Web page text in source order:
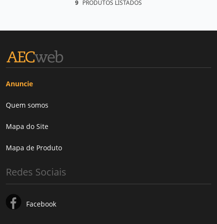
9 PRODUTOS LISTADOS
Anuncie
Quem somos
Mapa do Site
Mapa de Produto
Redes Sociais
Facebook